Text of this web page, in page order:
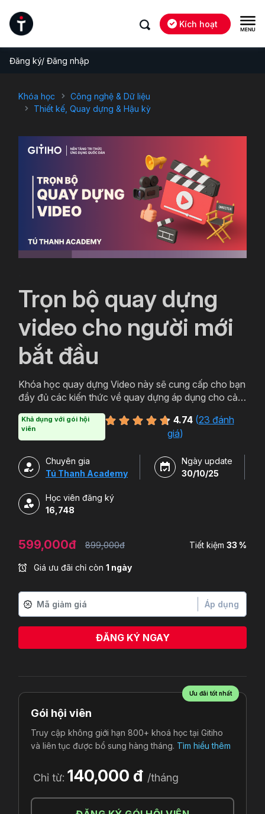
Kích hoạt
Đăng ký/ Đăng nhập
Khóa học
Công nghệ & Dữ liệu
Thiết kế, Quay dựng & Hậu kỳ
Trọn bộ quay dựng
video cho người mới
bắt đầu
Khóa học quay dựng Video này sẽ cung cấp cho bạn
đầy đủ các kiến thức về quay dựng áp dụng cho cả
xử lý hậu kỳ chuyên nghiệp với Capcut và Adobe
Premiere Pro.
Khả dụng với gói hội
viên
4.74(23 đánh
giá)
Chuyên gia
Tú Thanh Academy
Ngày update
30/10/25
Học viên đăng ký
16,748
599,000đ 899,000đ Tiết kiệm 33 %
Giá ưu đãi chỉ còn 1 ngày
Áp dụng
ĐĂNG KÝ NGAY
Ưu đãi tốt nhất
Gói hội viên
Truy cập không giới hạn 800+ khoá học tại Gitiho
và liên tục được bổ sung hàng tháng. Tìm hiểu thêm
Chỉ từ: 140,000 đ /tháng